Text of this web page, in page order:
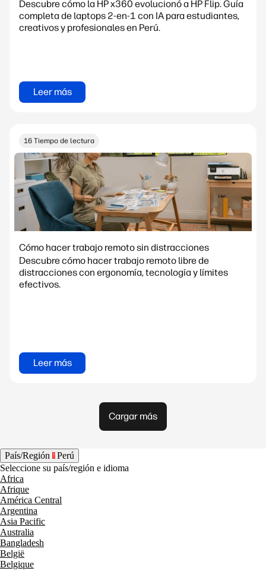
Descubre cómo la HP x360 evolucionó a HP Flip. Guía
completa de laptops 2-en-1 con IA para estudiantes,
creativos y profesionales en Perú.
Leer más
16 Tiempo de lectura
Cómo hacer trabajo remoto sin distracciones
Descubre cómo hacer trabajo remoto libre de
distracciones con ergonomía, tecnología y límites
efectivos.
Leer más
Cargar más
País/Región
Perú
Seleccione su país/región e idioma
Africa
Afrique
América Central
Argentina
Asia Pacific
Australia
Bangladesh
België
Belgique